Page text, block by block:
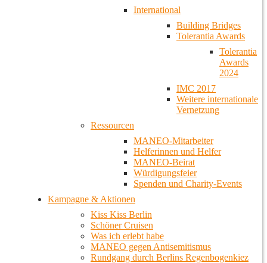
International
Building Bridges
Tolerantia Awards
Tolerantia
Awards
2024
IMC 2017
Weitere internationale
Vernetzung
Ressourcen
MANEO-Mitarbeiter
Helferinnen und Helfer
MANEO-Beirat
Würdigungsfeier
Spenden und Charity-Events
Kampagne & Aktionen
Kiss Kiss Berlin
Schöner Cruisen
Was ich erlebt habe
MANEO gegen Antisemitismus
Rundgang durch Berlins Regenbogenkiez